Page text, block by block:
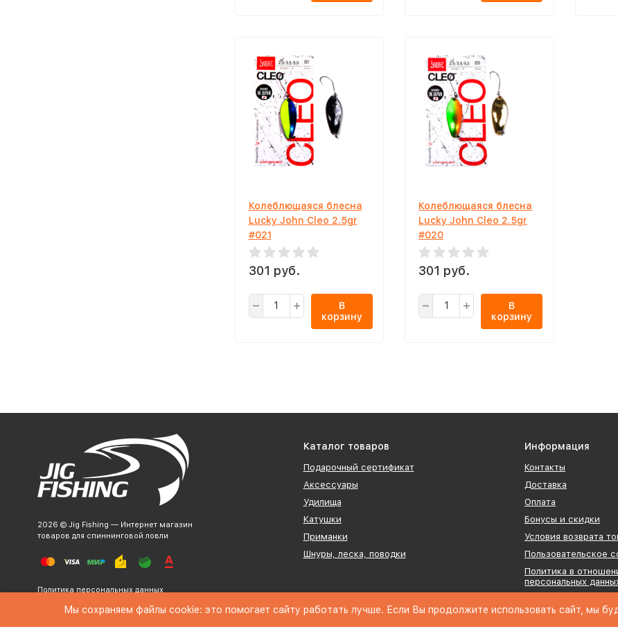
Колеблющаяся блесна
Lucky John Cleo 2.5gr
#021
301 руб.
В
корзину
Колеблющаяся блесна
Lucky John Cleo 2.5gr
#020
301 руб.
В
корзину
2026 © Jig Fishing — Интернет магазин
товаров для спиннинговой ловли
Политика персональных данных
Каталог товаров
Подарочный сертификат
Аксессуары
Удилища
Катушки
Приманки
Шнуры, леска, поводки
Информация
Контакты
Доставка
Оплата
Бонусы и скидки
Условия возврата
Пользовательское
Политика в
персональных
Мы сохраняем файлы cookie: это помогает сайту работать лучше. Если Вы продолжите использовать сайт, мы